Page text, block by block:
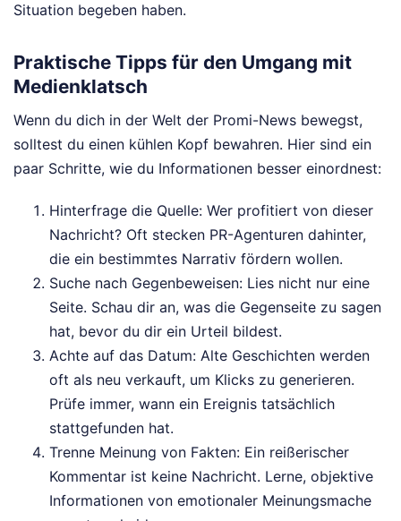
Situation begeben haben.
Praktische Tipps für den Umgang mit
Medienklatsch
Wenn du dich in der Welt der Promi-News bewegst,
solltest du einen kühlen Kopf bewahren. Hier sind ein
paar Schritte, wie du Informationen besser einordnest:
Hinterfrage die Quelle: Wer profitiert von dieser
Nachricht? Oft stecken PR-Agenturen dahinter,
die ein bestimmtes Narrativ fördern wollen.
Suche nach Gegenbeweisen: Lies nicht nur eine
Seite. Schau dir an, was die Gegenseite zu sagen
hat, bevor du dir ein Urteil bildest.
Achte auf das Datum: Alte Geschichten werden
oft als neu verkauft, um Klicks zu generieren.
Prüfe immer, wann ein Ereignis tatsächlich
stattgefunden hat.
Trenne Meinung von Fakten: Ein reißerischer
Kommentar ist keine Nachricht. Lerne, objektive
Informationen von emotionaler Meinungsmache